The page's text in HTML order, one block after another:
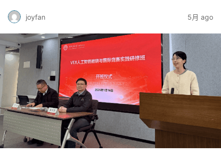
joyfan 5月 ago